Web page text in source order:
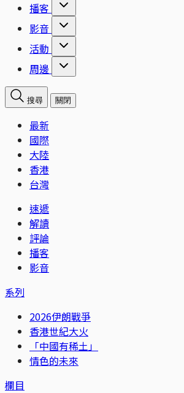
播客
影音
活動
周邊
搜尋 關閉
最新
國際
大陸
香港
台灣
速遞
解讀
評論
播客
影音
系列
2026伊朗戰爭
香港世紀大火
「中國有稀土」
情色的未來
欄目